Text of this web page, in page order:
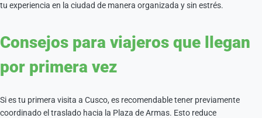
tu experiencia en la ciudad de manera organizada y sin estrés.
Consejos para viajeros que llegan
por primera vez
Si es tu primera visita a Cusco, es recomendable tener previamente
coordinado el traslado hacia la Plaza de Armas. Esto reduce